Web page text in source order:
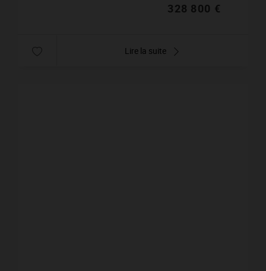
328 800 €
Lire la suite